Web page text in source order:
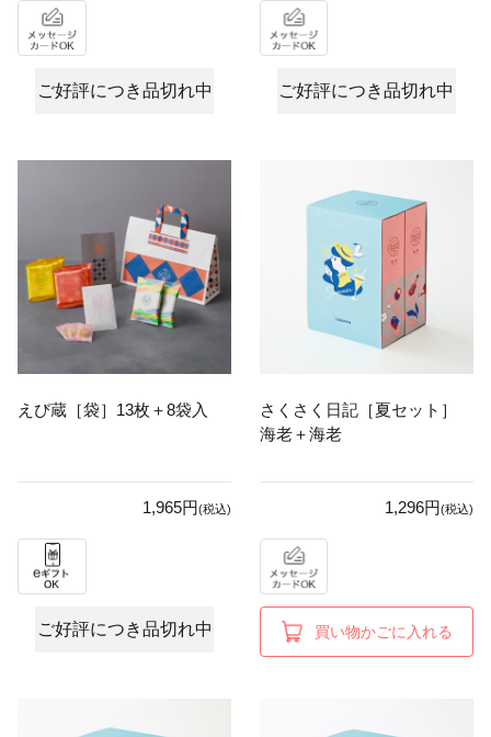
ご好評につき品切れ中 ご好評につき品切れ中
えび蔵［袋］13枚＋8袋入
1,965円(税込)
ご好評につき品切れ中
さくさく日記［夏セット］
海老＋海老
1,296円(税込)
買い物かごに入れる